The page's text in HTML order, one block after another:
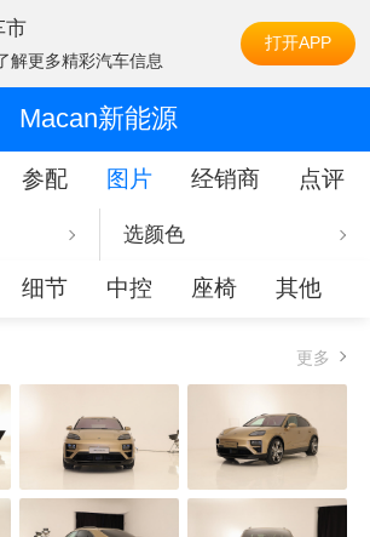
市
解更多精彩汽车信息
打开APP
Macan新能源
参配 图片 经销商 点评
选颜色
细节 中控 座椅 其他
更多